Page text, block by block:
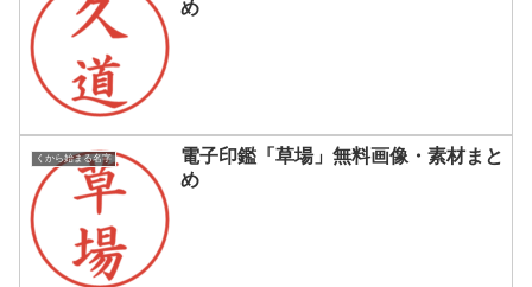
め
くから始まる名字
電子印鑑「草場」無料画像・素材まと
め